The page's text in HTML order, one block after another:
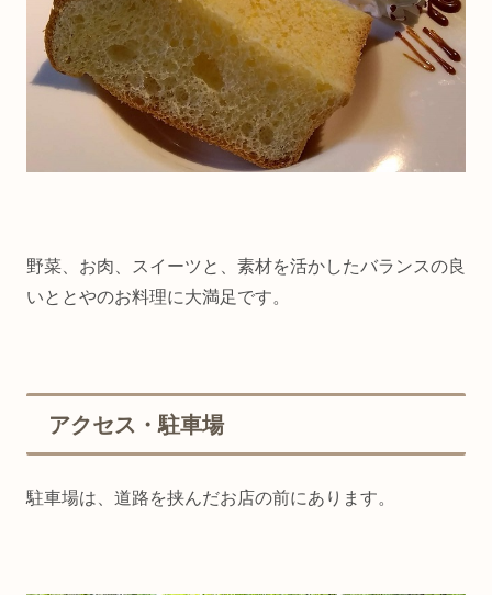
野菜、お肉、スイーツと、素材を活かしたバランスの良
いととやのお料理に大満足です。
アクセス・駐車場
駐車場は、道路を挟んだお店の前にあります。